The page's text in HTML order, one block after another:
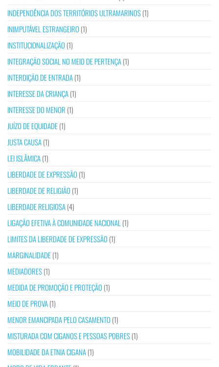
INDEPENDÊNCIA DOS TERRITÓRIOS ULTRAMARINOS(1)
INIMPUTÁVEL ESTRANGEIRO (1)
INSTITUCIONALIZAÇÃO (1)
INTEGRAÇÃO SOCIAL NO MEIO DE PERTENÇA(1)
INTERDIÇÃO DE ENTRADA(1)
INTERESSE DA CRIANÇA(1)
INTERESSE DO MENOR (1)
JUÍZO DE EQUIDADE(1)
JUSTA CAUSA(1)
LEI ISLÂMICA(1)
LIBERDADE DE EXPRESSÃO (1)
LIBERDADE DE RELIGIÃO (1)
LIBERDADE RELIGIOSA(4)
LIGAÇÃO EFETIVA À COMUNIDADE NACIONAL (1)
LIMITES DA LIBERDADE DE EXPRESSÃO (1)
MARGINALIDADE(1)
MEDIADORES(1)
MEDIDA DE PROMOÇÃO E PROTEÇÃO (1)
MEIO DE PROVA(1)
MENOR EMANCIPADA PELO CASAMENTO (1)
MISTURADA COM CIGANOS E PESSOAS POBRES(1)
MOBILIDADE DA ETNIA CIGANA(1)